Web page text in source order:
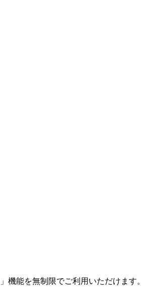
機能を無制限でご利用いただけます。